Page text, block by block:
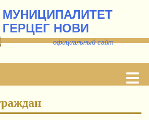
МУНИЦИПАЛИТЕТ
ГЕРЦЕГ НОВИ
официальный сайт